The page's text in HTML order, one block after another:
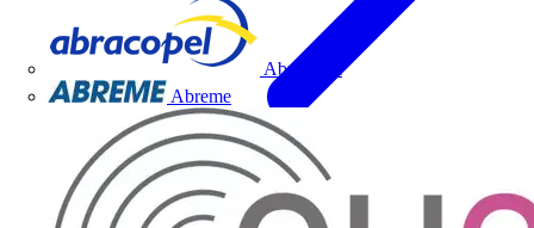
Abracopel
Abreme